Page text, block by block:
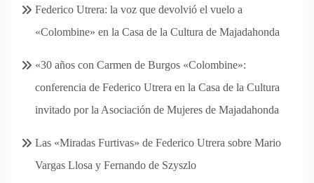
Federico Utrera: la voz que devolvió el vuelo a
«Colombine» en la Casa de la Cultura de Majadahonda
«30 años con Carmen de Burgos «Colombine»:
conferencia de Federico Utrera en la Casa de la Cultura
invitado por la Asociación de Mujeres de Majadahonda
Las «Miradas Furtivas» de Federico Utrera sobre Mario
Vargas Llosa y Fernando de Szyszlo